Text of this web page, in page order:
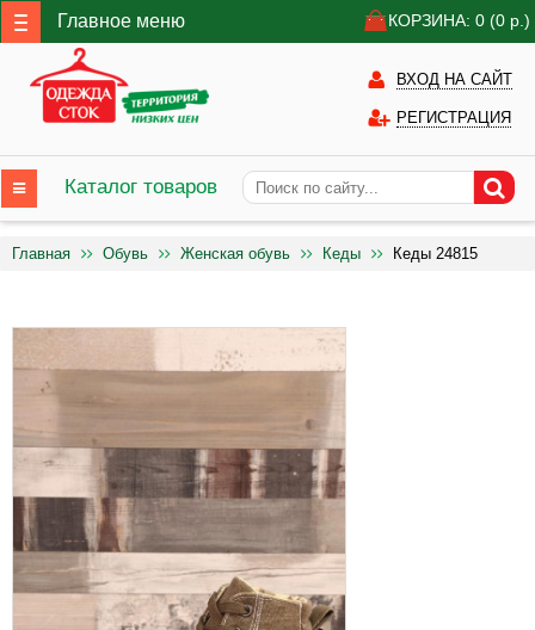
Главное меню КОРЗИНА: 0 (0 р.)
ВХОД НА САЙТ
РЕГИСТРАЦИЯ
Каталог товаров
Главная Обувь Женская обувь Кеды Кеды 24815